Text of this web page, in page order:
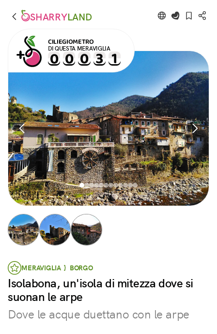
SHARRYLAND
CILIEGIOMETRO
DI QUESTA MERAVIGLIA
MERAVIGLIA } BORGO
Isolabona, un'isola di mitezza dove si
suonan le arpe
Dove le acque duettano con le arpe